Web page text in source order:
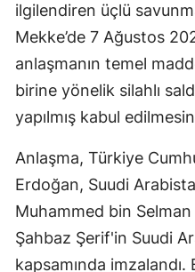
ilgilendiren üçlü
Mekke’de 7 Ağustos
anlaşmanın temel
birine yönelik silahlı
yapılmış kabul
Anlaşma, Türkiye
Erdoğan, Suudi
Muhammed bin
Şahbaz Şerif'in Suudi
kapsamında